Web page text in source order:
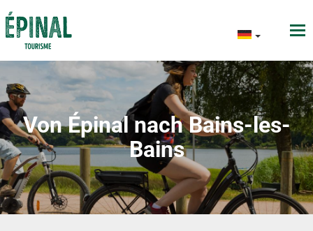
Von Épinal nach Bains-les-
Bains